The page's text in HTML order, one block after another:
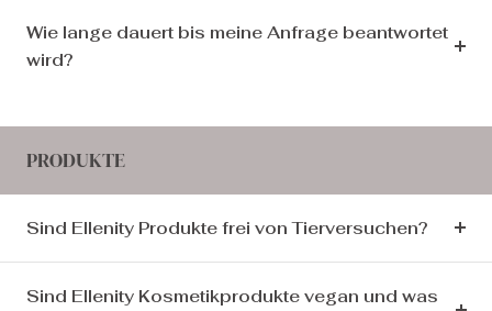
Wie lange dauert bis meine Anfrage beantwortet
wird?
PRODUKTE
Sind Ellenity Produkte frei von Tierversuchen?
Sind Ellenity Kosmetikprodukte vegan und was